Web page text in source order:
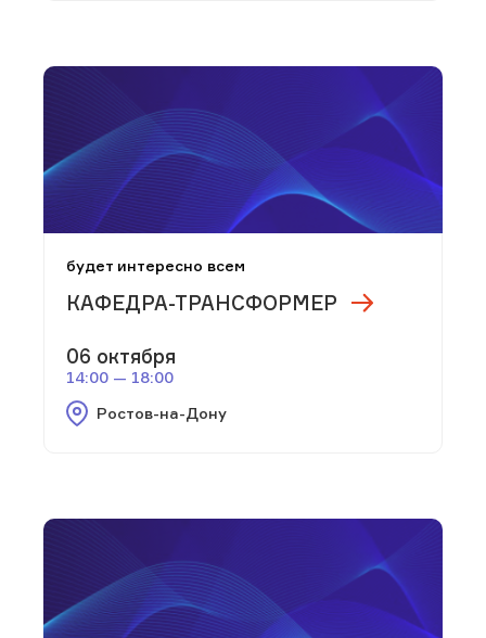
будет интересно всем
КАФЕДРА-ТРАНСФОРМЕР
06 октября
14:00 — 18:00
Ростов-на-Дону